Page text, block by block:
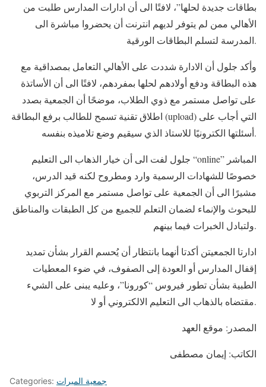
بطاقات جديدة لحلها”، لافتًا الى أن ادارات المدارس طلبت من
الأهالي ممن لم يتوفر لديهم انترنت أن يحضروا مباشرة الى
المدرسة لتسلم البطاقات الورقية.
وأكد جلول أن الادارة شددت على الأهالي التعامل بمصداقية مع
هذه البطاقة ودفع أولادهم لحلها بمفردهم، لافتًا الى أن الأساتذة
على تواصل مستمر مع ذوي الطلاب، موضحًا أن الجمعية بصدد
اطلاق تقنية تسمح للطالب برفع البطاقة (upload) التي أجاب على
أسئلتها الكترونيًا للاستاذ الذي سيقيم وضع تلاميذه بنفسه.
جلول لفت الى أن خيار الذهاب الى التعليم “online” المباشر
خصوصًا للشهادات الرسمية وارد ومطروح لكنه قيد الدرس،
مشيرًا الى أن الجمعية على تواصل مستمر مع المركز التربوي
للبحوث والإنماء لضمان التعلم للجميع من كل الطبقات والمناطق
ولتبادل الخبرات فيما بينهم.
ادارتا الجمعيتن أكدتا أنهما بانتظار أن يُحسم القرار بشأن تمديد
إقفال المدارس أو العودة إلى الصفوف، في ضوء المعطيات
الطبية بشأن تطور فيروس “كورونا”، وعليه يبنى على الشيء
مقتضاه بالذهاب الى التعليم الالكتروني أو لا.
المصدر: موقع العهد
الكاتب: إيمان مصطفى
Categories: جمعية المبرات